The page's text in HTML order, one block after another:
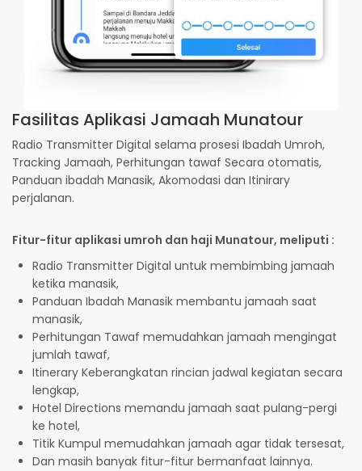
Fasilitas Aplikasi Jamaah Munatour
Radio Transmitter Digital selama prosesi Ibadah Umroh,
Tracking Jamaah, Perhitungan tawaf Secara otomatis,
Panduan ibadah Manasik, Akomodasi dan Itinirary
perjalanan.
Fitur-fitur aplikasi umroh dan haji Munatour, meliputi :
Radio Transmitter Digital untuk membimbing jamaah
ketika manasik,
Panduan Ibadah Manasik membantu jamaah saat
manasik,
Perhitungan Tawaf memudahkan jamaah mengingat
jumlah tawaf,
Itinerary Keberangkatan rincian jadwal kegiatan secara
lengkap,
Hotel Directions memandu jamaah saat pulang-pergi
ke hotel,
Titik Kumpul memudahkan jamaah agar tidak tersesat,
Dan masih banyak fitur-fitur bermanfaat lainnya.